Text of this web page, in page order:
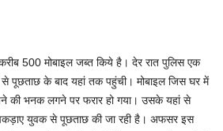
500 मोबाइल जब्त किये है। देर रात पुलिस एक
से पूछताछ के बाद यहां तक पहुंची। मोबाइल जिस घर में
की भनक लगने पर फरार हो गया। उसके यहां से
पकड़ाए युवक से पूछताछ की जा रही है। अफसर इस